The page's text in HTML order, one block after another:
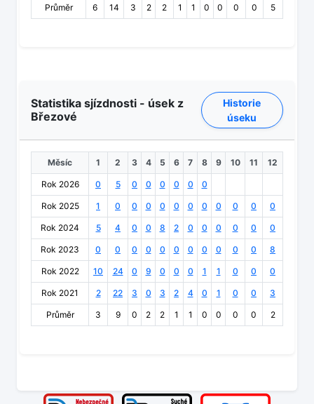
Průměr 6 14 3 2 2 1 1 0 0 0 0 5
Statistika sjízdnosti - úsek z
Březové
Historie
úseku
Měsíc 1 2 3 4 5 6 7 8 9 10 11 12
Rok 2026 0 5 0 0 0 0 0 0
Rok 2025 1 0 0 0 0 0 0 0 0 0 0 0
Rok 2024 5 4 0 0 8 2 0 0 0 0 0 0
Rok 2023 0 0 0 0 0 0 0 0 0 0 0 8
Rok 2022 10 24 0 9 0 0 0 1 1 0 0 0
Rok 2021 2 22 3 0 3 2 4 0 1 0 0 3
Průměr 3 9 0 2 2 1 1 0 0 0 0 2